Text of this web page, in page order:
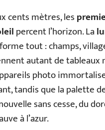
cents mètres, les
percent l’horizon. La
tout : champs,
autant de tableaux
photo
tandis que la palette
sans cesse, du
à l’azur.